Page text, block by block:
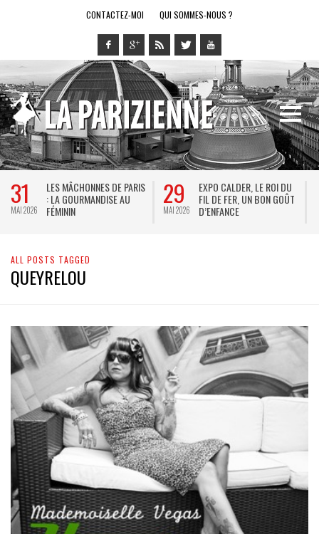
CONTACTEZ-MOI QUI SOMMES-NOUS ?
31
MAI 2026
LES MÂCHONNES DE PARIS
: LA GOURMANDISE AU
FÉMININ
29
MAI 2026
EXPO CALDER, LE ROI DU
FIL DE FER, UN BON GOÛT
D’ENFANCE
ALL POSTS TAGGED
QUEYRELOU